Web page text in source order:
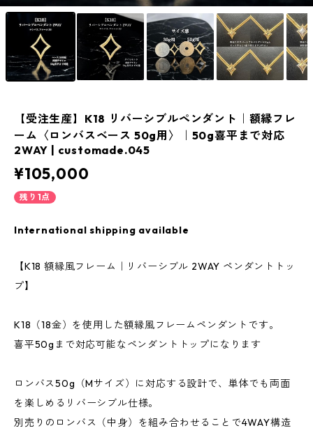
【受注生産】K18 リバーシブルペンダント｜額縁フレ
ーム〈ロンバスベース 50g用〉｜50g喜平まで対応
2WAY | customade.045
¥105,000
残り1点
International shipping available
【K18 額縁風フレーム｜リバーシブル 2WAY ペンダントトッ
プ】
K18（18金）を使用した額縁風フレームペンダントです。
喜平50gまで対応可能なペンダントトップになります
ロンバス50g（Mサイズ）に対応する設計で、単体でも両面
を楽しめるリバーシブル仕様。
別売りのロンバス（中身）を組み合わせることで4WAY構造